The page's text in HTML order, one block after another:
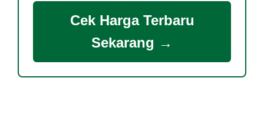
Cek Harga Terbaru
Sekarang →